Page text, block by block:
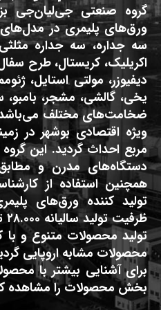
گروه صنعتی جی‌لیان‌جی
ورق‌های پلیمری در مدل‌های
سه جداره، سه جداره
دیفیوزر، مولتی استایل،
یخی، گالشی، مشجر،
مربع احداث گردید. این
دستگاه‌های مدرن و مطابق
همچنین استفاده از
تولید کننده ورق‌های
تولید محصولات متنوع و با
محصولات مشابه اروپایی
برای آشنایی بیشتر با
بخش محصولات را مشاهده